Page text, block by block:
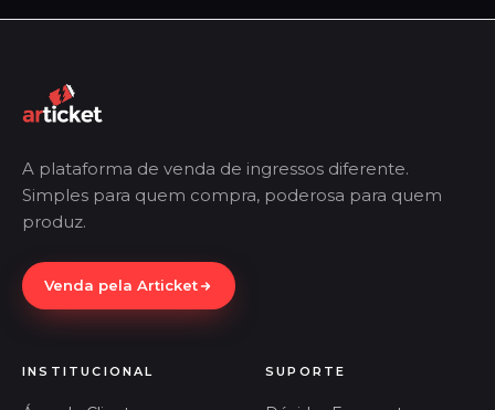
A plataforma de venda de ingressos diferente.
Simples para quem compra, poderosa para quem
produz.
Venda pela Articket
INSTITUCIONAL SUPORTE